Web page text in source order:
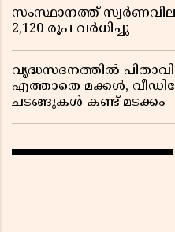
സംസ്ഥാനത്ത്
2,120 രൂപ വര്‍ധിച്ചു
വൃദ്ധസദനത്തിൽ
എത്താതെ മക്കൾ,
ചടങ്ങുകൾ കണ്ട് മടക്കം